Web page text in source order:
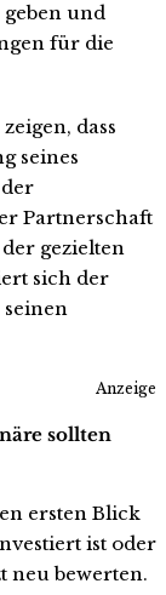
und
für die
dass
seines
Partnerschaft
gezielten
sich der
Anzeige
sollten
ersten Blick
ist oder
neu bewerten.